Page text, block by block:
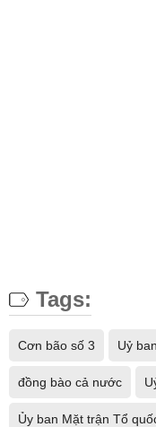
Tags:
Cơn bão số 3 Uỷ
đồng bào cả nước
Ủy ban Mặt trận Tổ